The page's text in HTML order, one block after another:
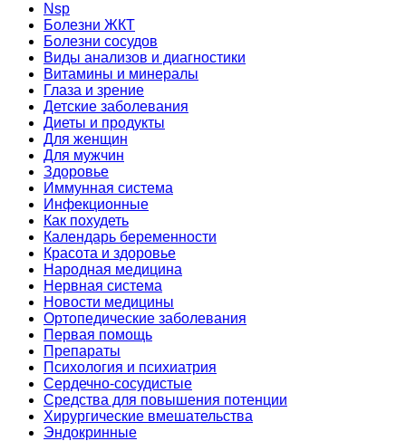
Nsp
Болезни ЖКТ
Болезни сосудов
Виды анализов и диагностики
Витамины и минералы
Глаза и зрение
Детские заболевания
Диеты и продукты
Для женщин
Для мужчин
Здоровье
Иммунная система
Инфекционные
Как похудеть
Календарь беременности
Красота и здоровье
Народная медицина
Нервная система
Новости медицины
Ортопедические заболевания
Первая помощь
Препараты
Психология и психиатрия
Сердечно-сосудистые
Средства для повышения потенции
Хирургические вмешательства
Эндокринные